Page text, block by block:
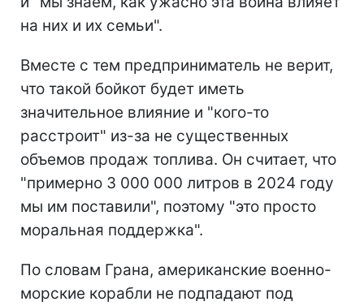
на них и их семьи".
Вместе с тем предприниматель не верит,
что такой бойкот будет иметь
значительное влияние и "кого-то
расстроит" из-за не существенных
объемов продаж топлива. Он считает, что
"примерно 3 000 000 литров в 2024 году
мы им поставили", поэтому "это просто
моральная поддержка".
По словам Грана, американские военно-
морские корабли не подпадают под